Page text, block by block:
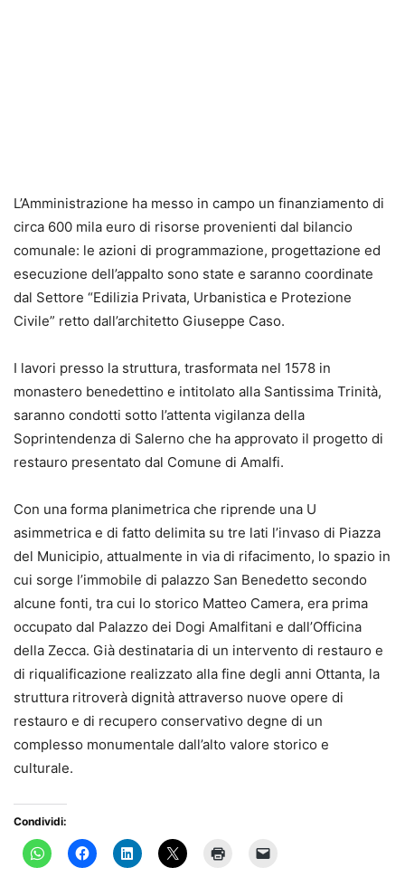
L’Amministrazione ha messo in campo un finanziamento di
circa 600 mila euro di risorse provenienti dal bilancio
comunale: le azioni di programmazione, progettazione ed
esecuzione dell’appalto sono state e saranno coordinate
dal Settore “Edilizia Privata, Urbanistica e Protezione
Civile” retto dall’architetto Giuseppe Caso.
I lavori presso la struttura, trasformata nel 1578 in
monastero benedettino e intitolato alla Santissima Trinità,
saranno condotti sotto l’attenta vigilanza della
Soprintendenza di Salerno che ha approvato il progetto di
restauro presentato dal Comune di Amalfi.
Con una forma planimetrica che riprende una U
asimmetrica e di fatto delimita su tre lati l’invaso di Piazza
del Municipio, attualmente in via di rifacimento, lo spazio in
cui sorge l’immobile di palazzo San Benedetto secondo
alcune fonti, tra cui lo storico Matteo Camera, era prima
occupato dal Palazzo dei Dogi Amalfitani e dall’Officina
della Zecca. Già destinataria di un intervento di restauro e
di riqualificazione realizzato alla fine degli anni Ottanta, la
struttura ritroverà dignità attraverso nuove opere di
restauro e di recupero conservativo degne di un
complesso monumentale dall’alto valore storico e
culturale.
Condividi: